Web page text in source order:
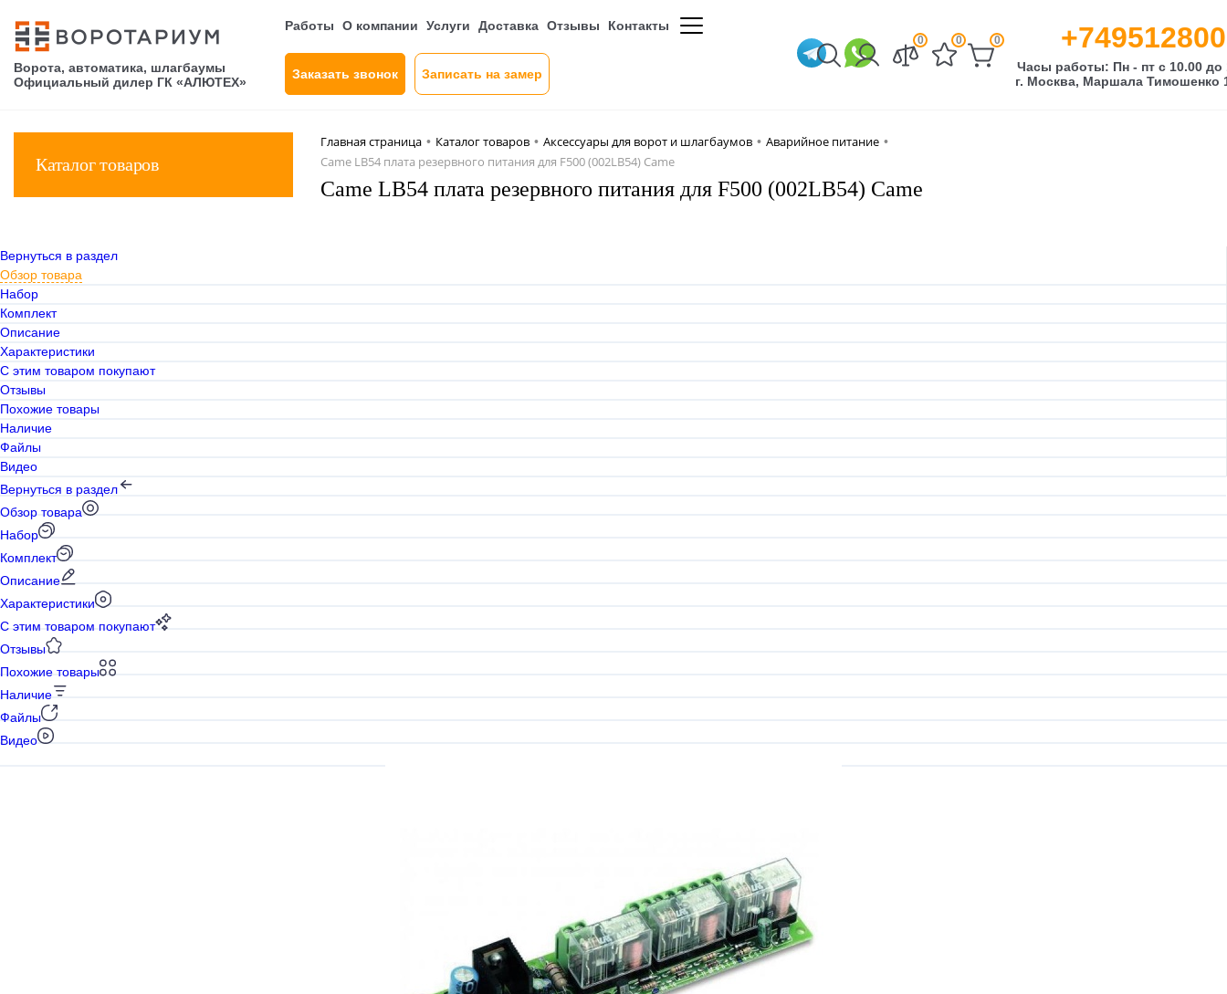
Ворота, автоматика, шлагбаумы
Официальный дилер ГК «АЛЮТЕХ»
Работы О компании Услуги Доставка Отзывы Контакты
Заказать звонок Записать на замер
0 0 0
Часы работы: Пн - пт с 10.00 до
г. Москва, Маршала Тимошенко
Каталог товаров
Главная страница • Каталог товаров • Аксессуары для ворот и шлагбаумов • Аварийное питание •
Came LB54 плата резервного питания для F500 (002LB54) Came
Came LB54 плата резервного питания для F500 (002LB54) Came
Вернуться в раздел
Обзор товара
Набор
Комплект
Описание
Характеристики
С этим товаром покупают
Отзывы
Похожие товары
Наличие
Файлы
Видео
Вернуться в раздел
Обзор товара
Набор
Комплект
Описание
Характеристики
С этим товаром покупают
Отзывы
Похожие товары
Наличие
Файлы
Видео